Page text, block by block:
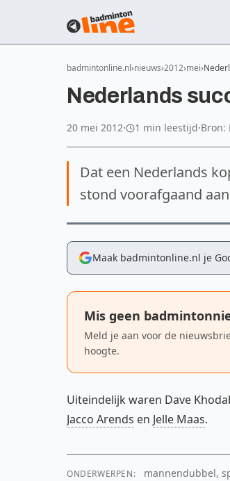
badmintonline.nl nieuws 2012 mei
Nederlands
20 mei 2012· 1 min leestijd·Bron:
Dat een Nederlands
stond voorafgaand
Maak badmintonline.nl je
Mis geen
Meld je aan voor de
hoogte.
Uiteindelijk waren Dave
Jacco Arends en Jelle Maas.
ONDERWERPEN:
mannendubbel,